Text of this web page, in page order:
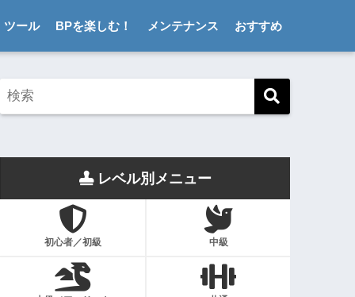
ツール BPを楽しむ！ メンテナンス おすすめ
レベル別メニュー
初心者／初級 中級